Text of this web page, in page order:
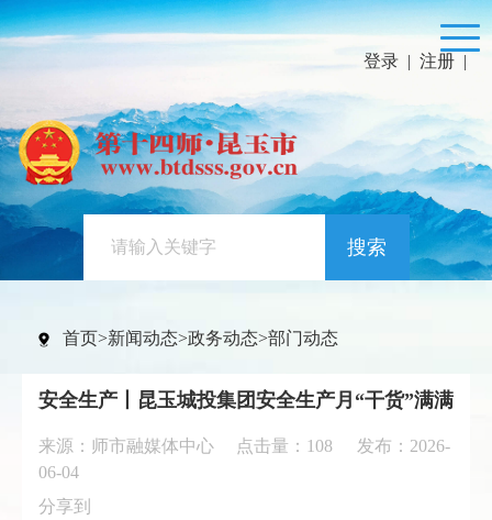
登录 | 注册 |
搜索
首页>新闻动态>政务动态>部门动态
安全生产丨昆玉城投集团安全生产月“干货”满满
来源：师市融媒体中心 点击量： 108
发布：2026-
06-04
分享到